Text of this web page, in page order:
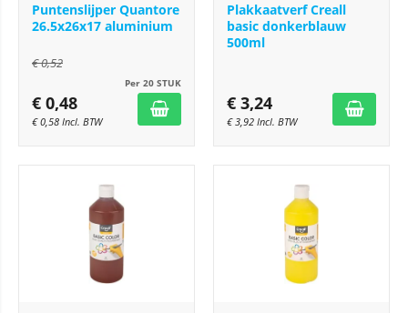
Puntenslijper Quantore
26.5x26x17 aluminium
€0,52
Per 20 STUK
€ 0,48
€0,58 Incl. BTW
Plakkaatverf Creall
basic donkerblauw
500ml
€ 3,24
€3,92 Incl. BTW